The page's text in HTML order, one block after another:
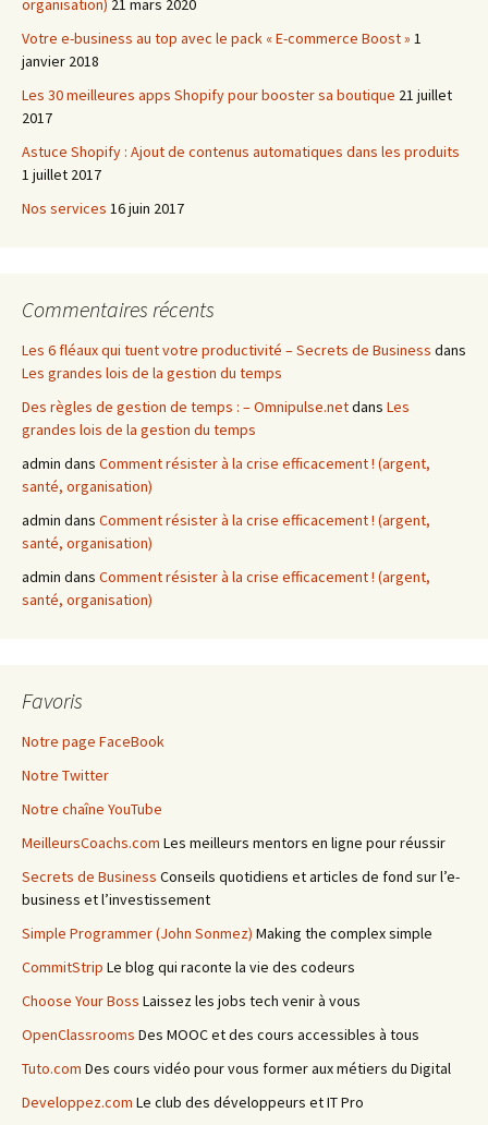
organisation) 21 mars 2020
Votre e-business au top avec le pack « E-commerce Boost » 1
janvier 2018
Les 30 meilleures apps Shopify pour booster sa boutique 21 juillet
2017
Astuce Shopify : Ajout de contenus automatiques dans les produits
1 juillet 2017
Nos services 16 juin 2017
Commentaires récents
Les 6 fléaux qui tuent votre productivité – Secrets de Business dans
Les grandes lois de la gestion du temps
Des règles de gestion de temps : – Omnipulse.netdans Les
grandes lois de la gestion du temps
admin dans Comment résister à la crise efficacement ! (argent,
santé, organisation)
admin dans Comment résister à la crise efficacement ! (argent,
santé, organisation)
admin dans Comment résister à la crise efficacement ! (argent,
santé, organisation)
Favoris
Notre page FaceBook
Notre Twitter
Notre chaîne YouTube
MeilleursCoachs.com Les meilleurs mentors en ligne pour réussir
Secrets de Business Conseils quotidiens et articles de fond sur l’e-
business et l’investissement
Simple Programmer (John Sonmez) Making the complex simple
CommitStrip Le blog qui raconte la vie des codeurs
Choose Your Boss Laissez les jobs tech venir à vous
OpenClassrooms Des MOOC et des cours accessibles à tous
Tuto.com Des cours vidéo pour vous former aux métiers du Digital
Developpez.com Le club des développeurs et IT Pro